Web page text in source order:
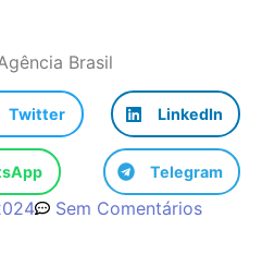
Brasil
Twitter LinkedIn
Telegram
Sem Comentários